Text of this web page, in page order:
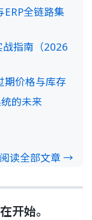
全链路集
战指南（2026
期价格与库存
的未来
阅读全部文章 →
开始。